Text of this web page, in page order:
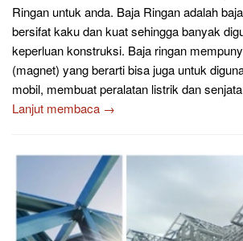
Ringan untuk anda. Baja Ringan adalah
bersifat kaku dan kuat sehingga banyak
keperluan konstruksi. Baja ringan
(magnet) yang berarti bisa juga untuk
mobil, membuat peralatan listrik dan
Lanjut membaca →